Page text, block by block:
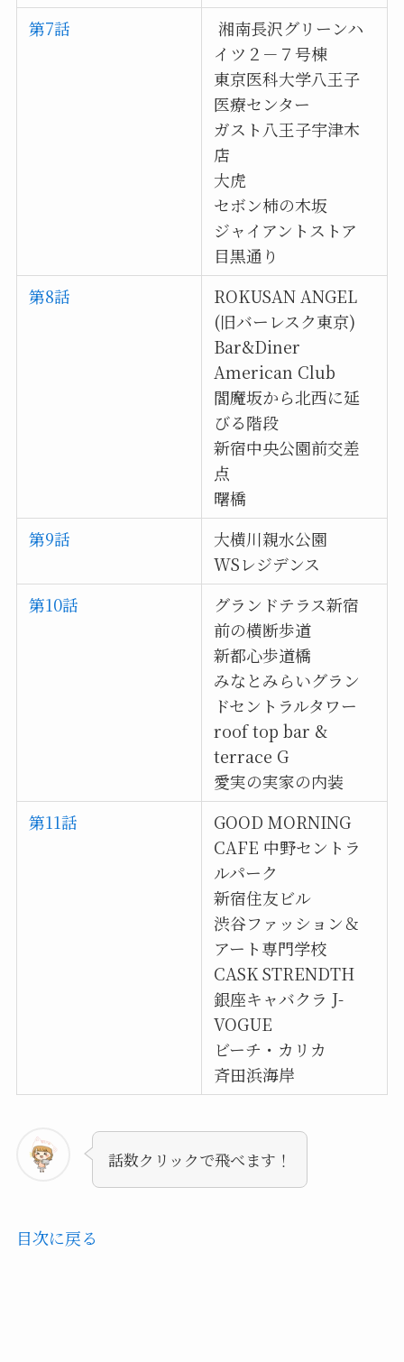
第7話
湘南長沢グリーンハ
イツ２－７号棟
東京医科大学八王子
医療センター
ガスト八王子宇津木
店
大虎
セボン柿の木坂
ジャイアントストア
目黒通り
第8話
ROKUSAN ANGEL
(旧バーレスク東京)
Bar&Diner
American Club
閻魔坂から北西に延
びる階段
新宿中央公園前交差
点
曙橋
第9話
大横川親水公園
WSレジデンス
第10話
グランドテラス新宿
前の横断歩道
新都心歩道橋
みなとみらいグラン
ドセントラルタワー
roof top bar &
terrace G
愛実の実家の内装
第11話
GOOD MORNING
CAFE 中野セントラ
ルパーク
新宿住友ビル
渋谷ファッション＆
アート専門学校
CASK STRENDTH
銀座キャバクラ J-
VOGUE
ビーチ・カリカ
斉田浜海岸
話数クリックで飛べます！
目次に戻る